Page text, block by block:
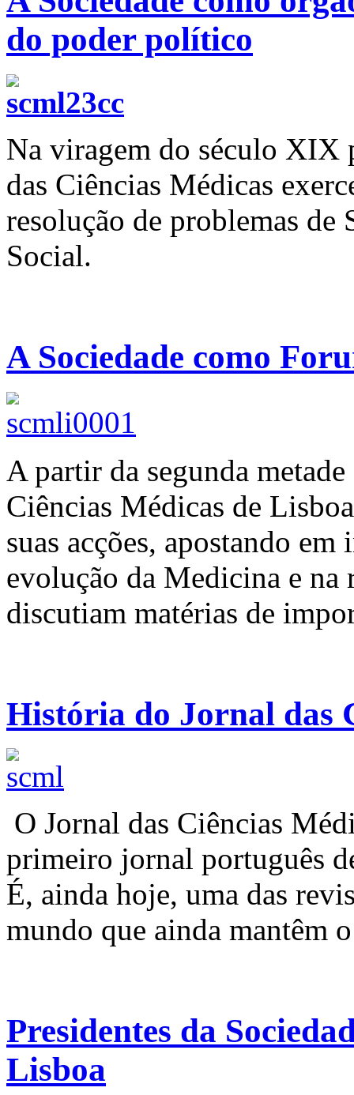
do poder político
Na viragem do século XIX
das Ciências Médicas
resolução de problemas de
Social.
A Sociedade como
A partir da segunda
Ciências Médicas de
suas acções, apostando
evolução da Medicina e na
discutiam matérias de
História do Jornal das
O Jornal das Ciências
primeiro jornal português
É, ainda hoje, uma das
mundo que ainda mantêm
Presidentes da
Lisboa